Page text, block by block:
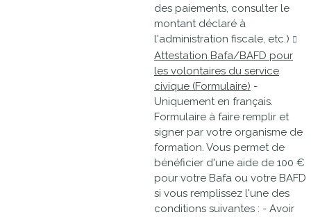
des paiements, consulter le
montant déclaré à
l'administration fiscale, etc.)
Attestation Bafa/BAFD pour
les volontaires du service
civique (Formulaire) -
Uniquement en français.
Formulaire à faire remplir et
signer par votre organisme de
formation. Vous permet de
bénéficier d'une aide de 100 €
pour votre Bafa ou votre BAFD
si vous remplissez l'une des
conditions suivantes : - Avoir